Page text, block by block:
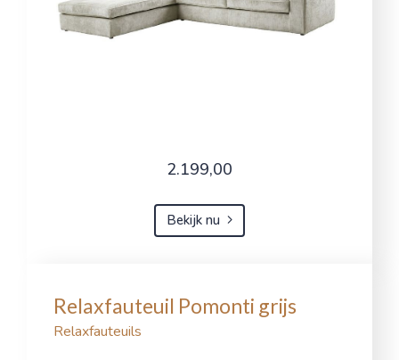
2.199,00
Bekijk nu
Relaxfauteuil Pomonti grijs
Relaxfauteuils